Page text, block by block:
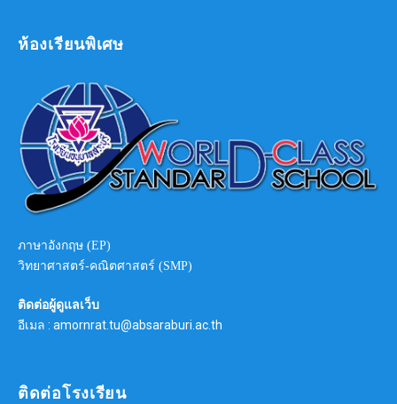
ห้องเรียนพิเศษ
ภาษาอังกฤษ (EP)
วิทยาศาสตร์-คณิตศาสตร์ (SMP)
ติดต่อผู้ดูแลเว็บ
อีเมล : amornrat.tu@absaraburi.ac.th
ติดต่อโรงเรียน